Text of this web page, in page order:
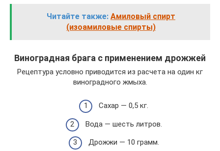
Читайте также: Амиловый спирт
(изоамиловые спирты)
Виноградная брага с применением дрожжей
Рецептура условно приводится из расчета на один кг
виноградного жмыха.
Сахар — 0,5 кг.
Вода — шесть литров.
Дрожжи — 10 грамм.